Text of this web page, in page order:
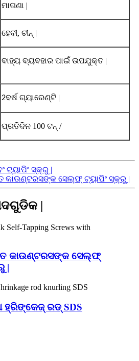
ମାଗଣା |
ହେବୀ, ଚୀନ୍ |
ବାହ୍ୟ ବ୍ୟବହାର ପାଇଁ ଉପଯୁକ୍ତ |
2ବର୍ଷ ଗ୍ୟାରେଣ୍ଟି |
ପ୍ରତିଦିନ 100 ଟନ୍ /
ଟ୍ୟାପିଂ ସ୍କ୍ରୁ |
କାଉଣ୍ଟରସଙ୍କ ସେଲ୍ଫ୍ ଟ୍ୟାପିଂ ସ୍କ୍ରୁ |
|
କାଉଣ୍ଟରସଙ୍କ ସେଲ୍ଫ୍
|
ରଡ୍ SDS